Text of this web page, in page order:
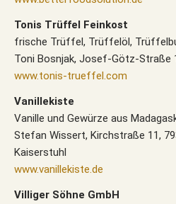
Tonis Trüffel Feinkost
frische Trüffel, Trüffelöl,
Toni Bosnjak, Josef-Götz-Straße
www.tonis-trueffel.com
Vanillekiste
Vanille und Gewürze aus
Stefan Wissert, Kirchstraße 11,
Kaiserstuhl
www.vanillekiste.de
Villiger Söhne GmbH